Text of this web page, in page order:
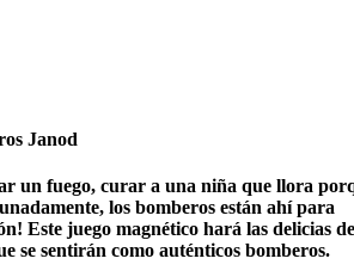
Janod
un fuego, curar a una niña que llora
los bomberos están ahí para
Este juego magnético hará las delicias
se sentirán como auténticos bomberos.